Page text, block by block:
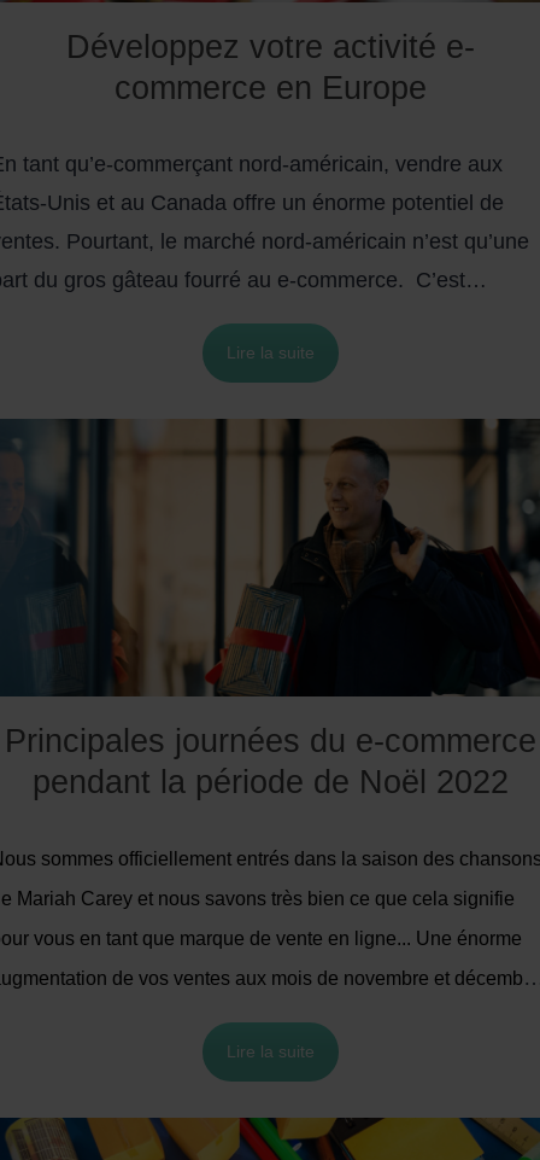
Développez votre activité e-
commerce en Europe
tant qu’e-commerçant nord-américain, vendre aux
Unis et au Canada offre un énorme potentiel de
Pourtant, le marché nord-américain n’est qu’une
du gros gâteau fourré au e-commerce.
C’est
la plupart des entreprises en ligne en pleine
finissent par atteindre le stade où la
La plupart d’entre eux, comme vous, envisagent
leur activité en ligne au marché européen du e-
Et ce, pour bénéficier de son immense
Pour vous dresser un rapide tableau :293
de consommateurseuropéens ont fait des
ligne en 2020.
Dans cet article, vous découvrirez
raisons de lancer (ou continuer) votre
les facteurs les plus importantsà prendre
compte, les principaux obstacles , ainsi que les
européen du e-commerce (et comment les
!). C’est parti !
Lire la suite
Principales journées du e-commerce
pendant la période de Noël 2022
sommes officiellement entrés dans la saison des
Mariah Carey et nous savons très bien ce que cela signifie
vous en tant que marque de vente en ligne... Une énorme
de vos ventes aux mois de novembre et
des jours clés auxquels vous devez vous préparer. C'est
nous avons décidé de vous parler des cinq jours les
vous expliquer pourquoi il est important de vous concentrer
Lire la suite